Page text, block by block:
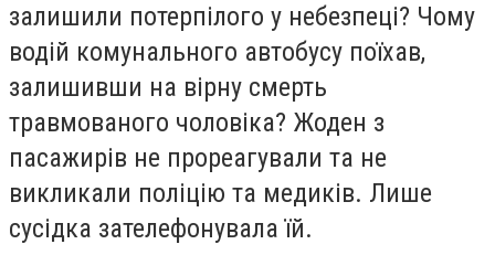
залишили потерпілого у небезпеці? Чому
водій комунального автобусу поїхав,
залишивши на вірну смерть
травмованого чоловіка? Жоден з
пасажирів не прореагували та не
викликали поліцію та медиків. Лише
сусідка зателефонувала їй.